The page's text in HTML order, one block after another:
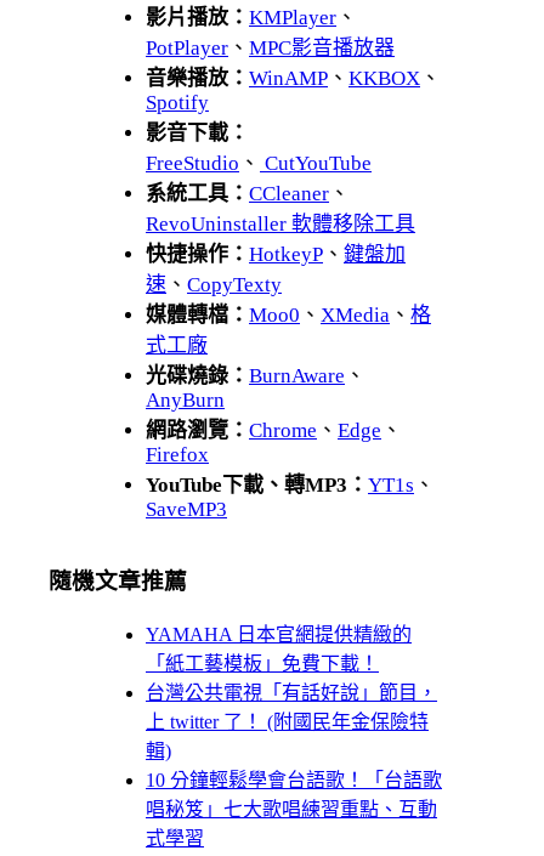
影片播放： KMPlayer 、
PotPlayer 、 MPC影音播放器
音樂播放： WinAMP 、 KKBOX 、
Spotify
影音下載：
FreeStudio 、 CutYouTube
系統工具： CCleaner 、
RevoUninstaller 軟體移除工具
快捷操作： HotkeyP 、 鍵盤加
速 、 CopyTexty
媒體轉檔： Moo0 、 XMedia 、 格
式工廠
光碟燒錄： BurnAware 、
AnyBurn
網路瀏覽： Chrome 、 Edge 、
Firefox
YouTube下載、轉MP3： YT1s 、
SaveMP3
隨機文章推薦
YAMAHA 日本官網提供精緻的
「紙工藝模板」免費下載！
台灣公共電視「有話好說」節目，
上 twitter 了！ (附國民年金保險特
輯)
10 分鐘輕鬆學會台語歌！「台語歌
唱秘笈」七大歌唱練習重點、互動
式學習